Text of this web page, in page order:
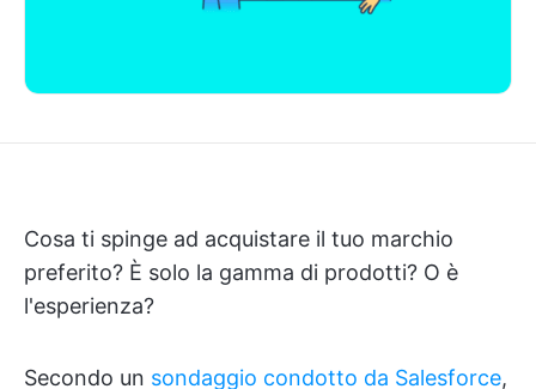
Cosa ti spinge ad acquistare il tuo marchio
preferito? È solo la gamma di prodotti? O è
l'esperienza?
Secondo un sondaggio condotto da Salesforce,